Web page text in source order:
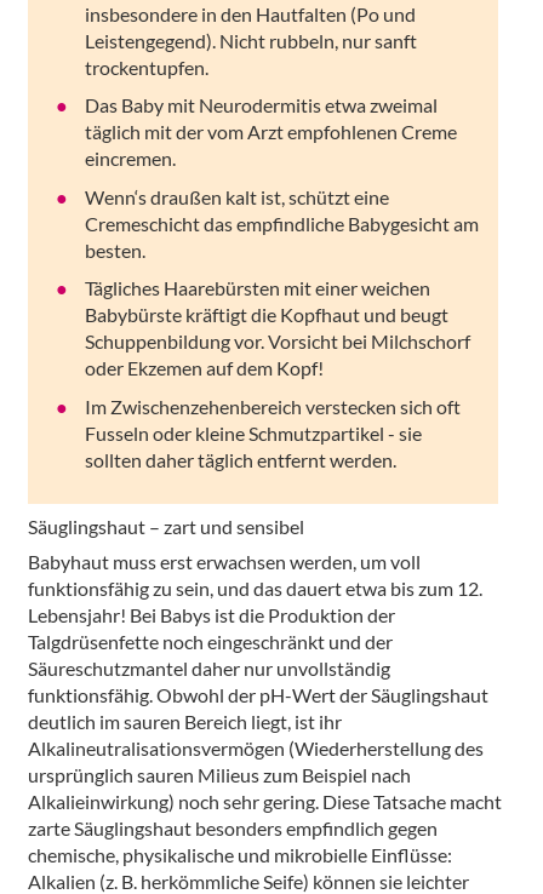
insbesondere in den Hautfalten (Po und
Leistengegend). Nicht rubbeln, nur sanft
trockentupfen.
Das Baby mit Neurodermitis etwa zweimal
täglich mit der vom Arzt empfohlenen Creme
eincremen.
Wenn‘s draußen kalt ist, schützt eine
Cremeschicht das empfindliche Babygesicht am
besten.
Tägliches Haarebürsten mit einer weichen
Babybürste kräftigt die Kopfhaut und beugt
Schuppenbildung vor. Vorsicht bei Milchschorf
oder Ekzemen auf dem Kopf!
Im Zwischenzehenbereich verstecken sich oft
Fusseln oder kleine Schmutzpartikel - sie
sollten daher täglich entfernt werden.
Säuglingshaut – zart und sensibel
Babyhaut muss erst erwachsen werden, um voll
funktionsfähig zu sein, und das dauert etwa bis zum 12.
Lebensjahr! Bei Babys ist die Produktion der
Talgdrüsenfette noch eingeschränkt und der
Säureschutzmantel daher nur unvollständig
funktionsfähig. Obwohl der pH-Wert der Säuglingshaut
deutlich im sauren Bereich liegt, ist ihr
Alkalineutralisationsvermögen (Wiederherstellung des
ursprünglich sauren Milieus zum Beispiel nach
Alkalieinwirkung) noch sehr gering. Diese Tatsache macht
zarte Säuglingshaut besonders empfindlich gegen
chemische, physikalische und mikrobielle Einflüsse:
Alkalien (z. B. herkömmliche Seife) können sie leichter